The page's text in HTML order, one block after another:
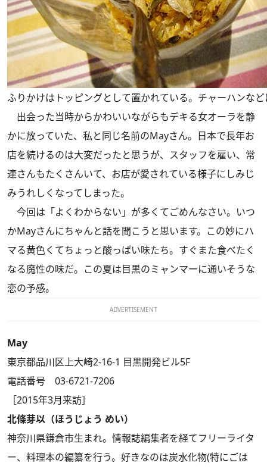
ふりかけはトッピングとして置かれている。チャーハンな
出会った当時からかわいいながらもデキる女オーラを静
かに放っていた、私と同じ名前のMayさん。日本で長年お
店を続けるのは大変だったと思うが、スタッフを雇い、常
連さんもたくさんいて、お店が愛されている様子にしみじ
みうれしくなってしまった。
今回は「よくわからない」が多くてごめんなさい。いつ
かMayさんにちゃんと話を聞こうと思います。この妙にハ
マる黄色くてちょっと酸っぱい味たち。すぐまた食べたく
なる魔性の味だ。この夏は目黒のミャンマーに通いそうな
恋の予感。
ADVERTISEMENT
May
東京都品川区上大崎2-16-1 目黒開発ビル5F
電話番号 03-6721-7206
［2015年3月来訪］
北條芽以（ほうじょう めい）
神奈川県鎌倉市生まれ。情報誌編集者を経てフリーライタ
ー、料理本の編纂を行う。好きなのは炭水化物(特にごは